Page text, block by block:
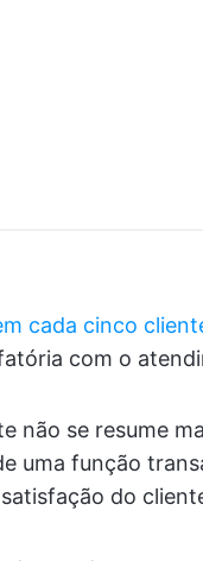
cada cinco
com o
não se resume
uma função
do